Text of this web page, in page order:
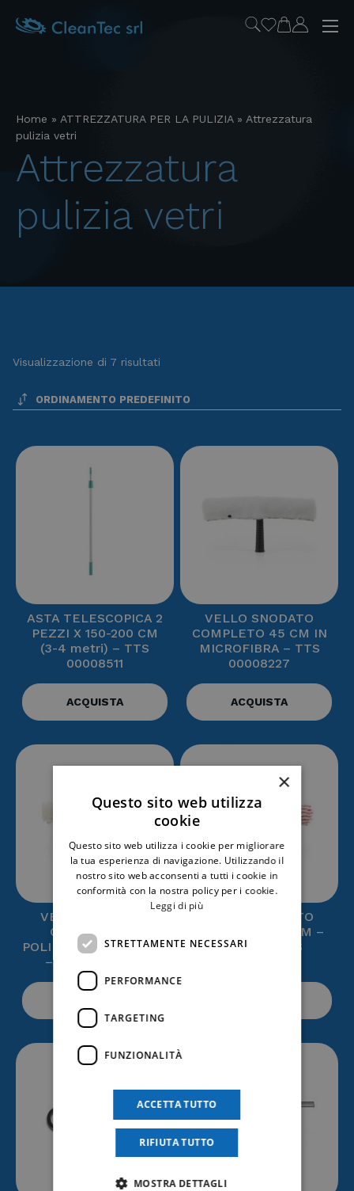
Home » ATTREZZATURA PER LA PULIZIA» Attrezzatura
pulizia vetri
attrezzatura
pulizia vetri
Visualizzazione di 7 risultati
ASTA TELESCOPICA 2
PEZZI X 150-200 CM
(3-4 metri) – TTS
00008511
ACQUISTA
VELLO SNODATO
COMPLETO 45 CM IN
MICROFIBRA – TTS
00008227
ACQUISTA
VELLO SNODATO
COMPLETO IN
POLIESTERE 35/45 CM
– TTS 00008221
VELLO SNODATO
COMPLETO 45 CM –
STRIAT – TTS
×
Questo sito web utilizza
cookie
Questo sito web utilizza i cookie per migliorare
la tua esperienza di navigazione. Utilizzando il
nostro sito web acconsenti a tutti i cookie in
conformità con la nostra policy per i cookie.
Leggi di più
STRETTAMENTE NECESSARI
PERFORMANCE
TARGETING
FUNZIONALITÀ
ACCETTA TUTTO
RIFIUTA TUTTO
MOSTRA DETTAGLI